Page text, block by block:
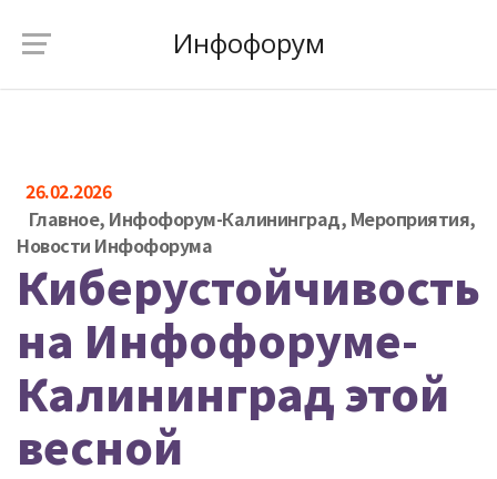
Инфофорум
26.02.2026
Главное, Инфофорум-Калининград, Мероприятия,
Новости Инфофорума
Киберустойчивость
на Инфофоруме-
Калининград этой
весной